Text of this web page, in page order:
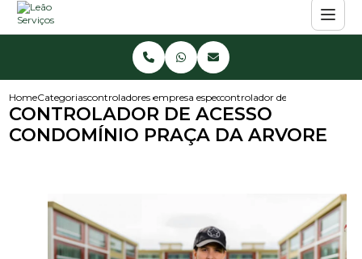
HomeCategoriascontroladores de acessoempresa especializada em controlador de
controlador de acesso
CONTROLADOR DE ACESSO
CONDOMÍNIO PRAÇA DA ARVORE